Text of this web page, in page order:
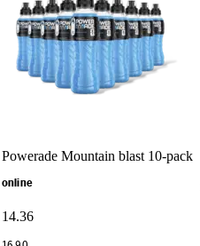
Powerade Mountain blast 10-pack
online
14.36